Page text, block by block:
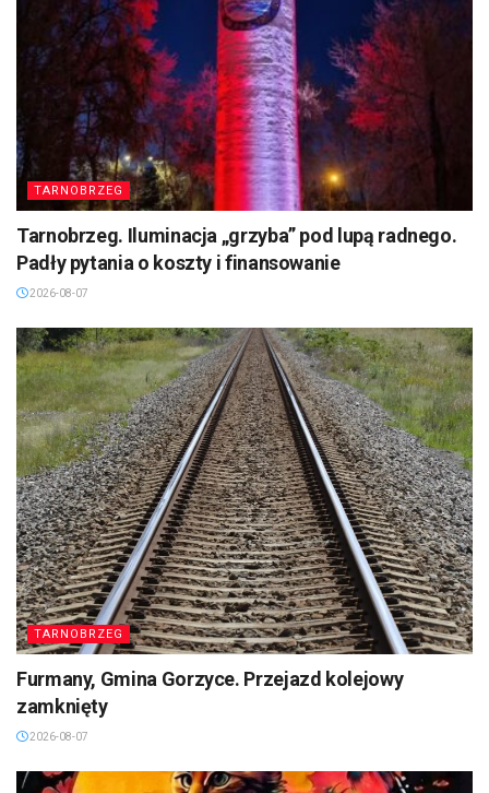
TARNOBRZEG
Tarnobrzeg. Iluminacja „grzyba” pod lupą radnego.
Padły pytania o koszty i finansowanie
2026-08-07
TARNOBRZEG
Furmany, Gmina Gorzyce. Przejazd kolejowy
zamknięty
2026-08-07